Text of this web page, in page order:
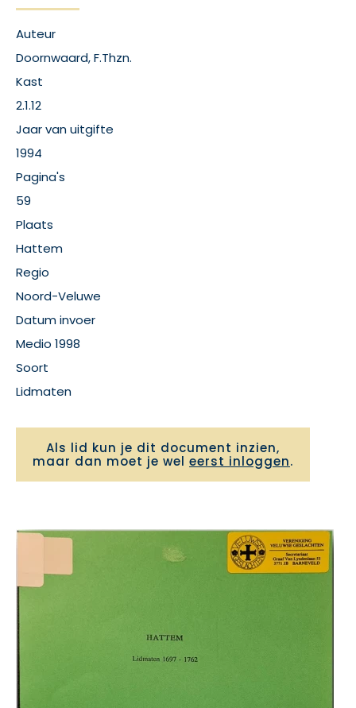
Auteur
Doornwaard, F.Thzn.
Kast
2.1.12
Jaar van uitgifte
1994
Pagina's
59
Plaats
Hattem
Regio
Noord-Veluwe
Datum invoer
Medio 1998
Soort
Lidmaten
Als lid kun je dit document inzien,
maar dan moet je wel eerst inloggen.